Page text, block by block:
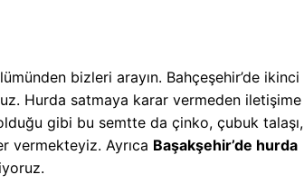
bizleri arayın. Bahçeşehir’de ikinci
Hurda satmaya karar vermeden iletişime
gibi bu semtte da çinko, çubuk talaşı,
vermekteyiz. Ayrıca Başakşehir’de hurda